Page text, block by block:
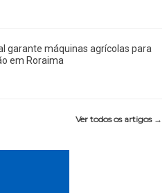
garante máquinas agrícolas para
em Roraima
Ver todos os artigos →